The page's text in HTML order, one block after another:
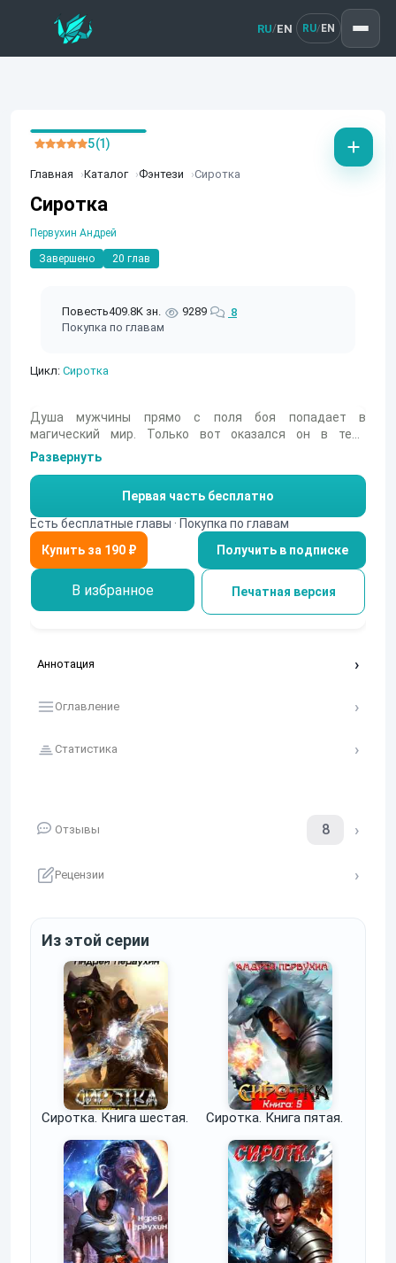
RU/EN RU/ EN
Главная Каталог Фэнтези Сиротка
Сиротка
Первухин Андрей
Завершено 20 глав
Повесть409.8K зн. 9289
8
Покупка по главам
Цикл: Сиротка
5 (1)
Душа мужчины прямо с поля боя попадает в
магический мир. Только вот оказался он в теле
голодранца, естественно, сироте не нравится такая
жизнь, поэтому он начинает делать всё, чтобы
возвыситься.
Развернуть
Первая часть бесплатно
Есть бесплатные главы · Покупка по главам
Получить в подписке
В избранное Печатная версия
Аннотация
Оглавление
Статистика
Отзывы 8
Рецензии
Из этой серии
Сиротка. Книга шестая. Сиротка. Книга пятая.